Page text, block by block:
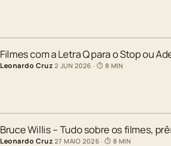
Filmes com a Letra Q para o Stop ou
Leonardo Cruz 2 JUN 2026 · ⏱ 8 MIN
Bruce Willis – Tudo sobre os filmes,
Leonardo Cruz 27 MAIO 2026 · ⏱ 8 MIN